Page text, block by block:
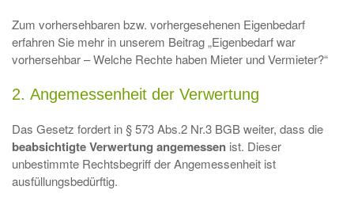
Zum vorhersehbaren bzw. vorhergesehenen Eigenbedarf
erfahren Sie mehr in unserem Beitrag „Eigenbedarf war
vorhersehbar – Welche Rechte haben Mieter und Vermieter?“
2. Angemessenheit der Verwertung
Das Gesetz fordert in § 573 Abs.2 Nr.3 BGB weiter, dass die
beabsichtigte Verwertung angemessen ist. Dieser
unbestimmte Rechtsbegriff der Angemessenheit ist
ausfüllungsbedürftig.